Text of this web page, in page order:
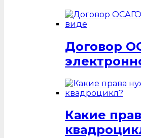
Договор
Какие